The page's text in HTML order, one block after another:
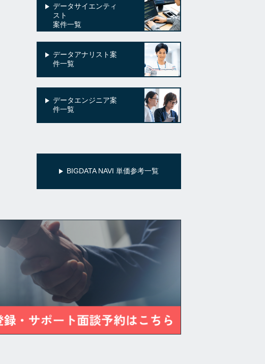
データサイエンティ
スト
案件一覧
データアナリスト案
件一覧
データエンジニア案
件一覧
BIGDATA NAVI 単価参考一覧